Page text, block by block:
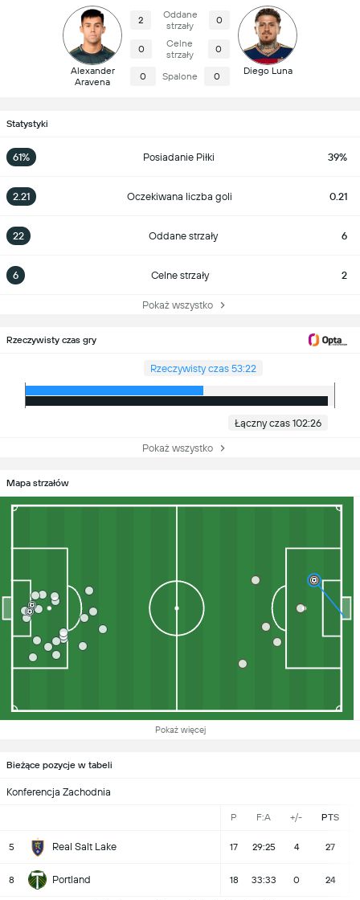
Alexander
Aravena
2
Oddane
strzały
0
0
Celne
strzały
0
0 Spalone 0 Diego Luna
Statystyki
61% Posiadanie Piłki 39%
2.21 Oczekiwana liczba goli 0.21
22 Oddane strzały 6
6 Celne strzały 2
Pokaż wszystko
Rzeczywisty czas gry
Rzeczywisty czas 53:22
Łączny czas 102:26
Pokaż wszystko
Mapa strzałów
Pokaż więcej
Bieżące pozycje w tabeli
Konferencja Zachodnia
P F:A +/- PTS
5 Real Salt Lake 17 29:25 4 27
8 Portland 18 33:33 0 24